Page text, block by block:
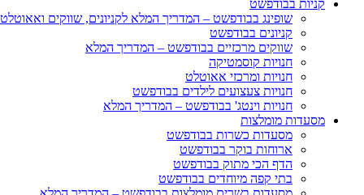
קניות בבודפשט
שופינג בבודפשט – המדריך המלא לקניונים, שווקים
קניונים בבודפשט
שווקים מרכזיים בבודפשט – המדריך המלא
חנויות קוסמטיקה
חנויות ומרכזי אאוטלט
חנויות צעצועים לילדים בבודפשט
חנויות וינטג' בבודפשט – המדריך המלא
מסעדות מומלצות
מסעדות כשרות בבודפשט
ארוחות בוקר בבודפשט
הדף הכי מתוק בבודפשט
בתי קפה מיוחדים בבודפשט